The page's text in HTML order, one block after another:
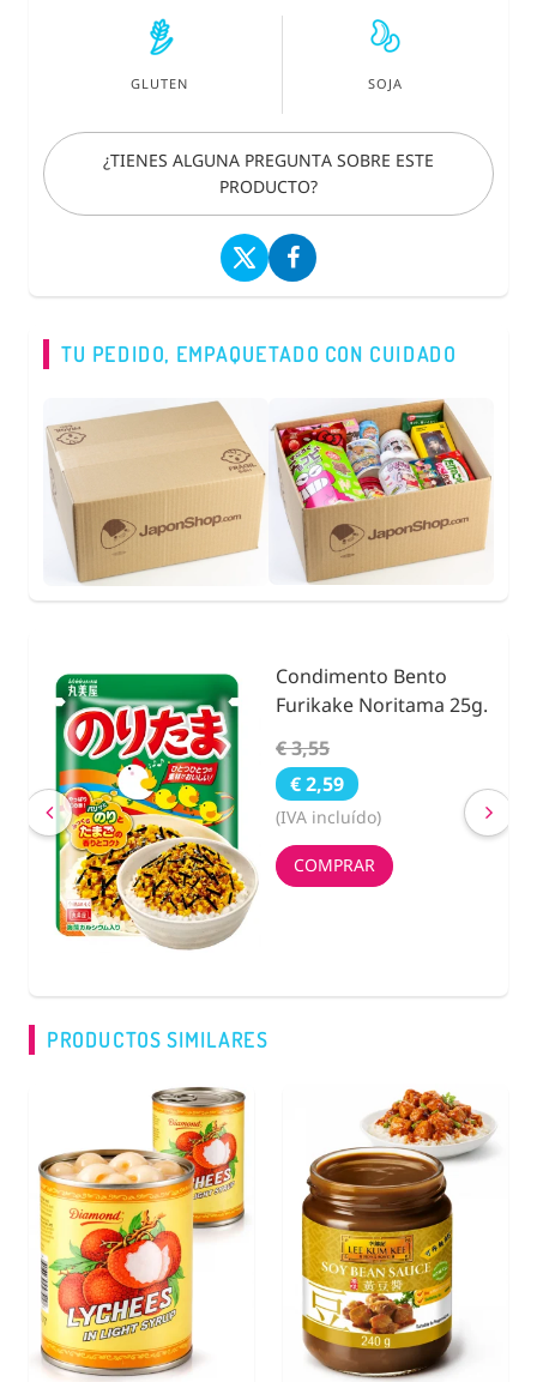
GLUTEN SOJA
¿TIENES ALGUNA PREGUNTA SOBRE ESTE
PRODUCTO?
TU PEDIDO, EMPAQUETADO CON CUIDADO
Condimento Bento
Furikake Noritama 25g.
€ 3,55
€ 2,59
(IVA incluído)
COMPRAR
PRODUCTOS SIMILARES